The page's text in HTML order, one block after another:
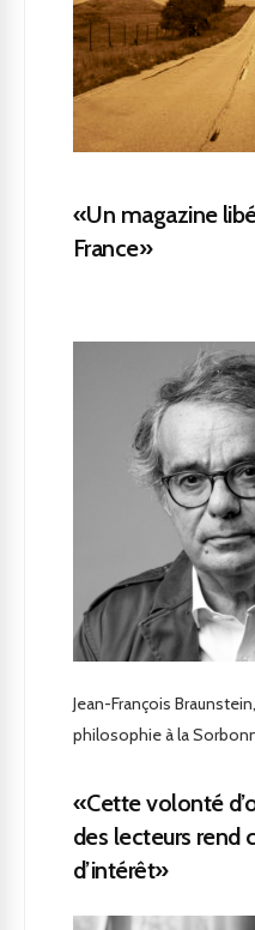
«Un magazine
France»
Jean-François
philosophie à la
«Cette volonté
des lecteurs rend
d’intérêt»